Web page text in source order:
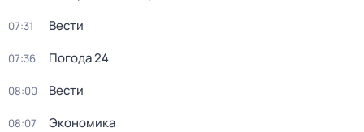
07:31 Вести
07:36 Погода 24
08:00 Вести
08:07 Экономика